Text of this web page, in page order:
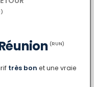
(RUN)
très bon et une vraie